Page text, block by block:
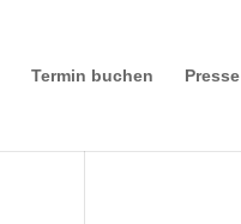
Termin buchen Presse